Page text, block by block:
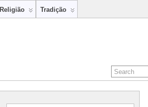
Religião Tradição